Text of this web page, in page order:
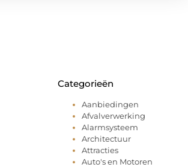
Categorieën
Aanbiedingen
Afvalverwerking
Alarmsysteem
Architectuur
Attracties
Auto's en Motoren